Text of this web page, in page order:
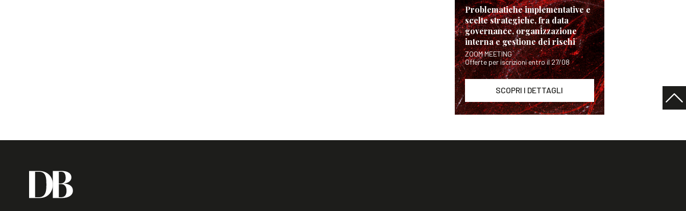
Problematiche implementative e
scelte strategiche, fra data
governance, organizzazione
interna e gestione dei rischi
ZOOM MEETING
Offerte per iscrizioni entro il 27/08
SCOPRI I DETTAGLI